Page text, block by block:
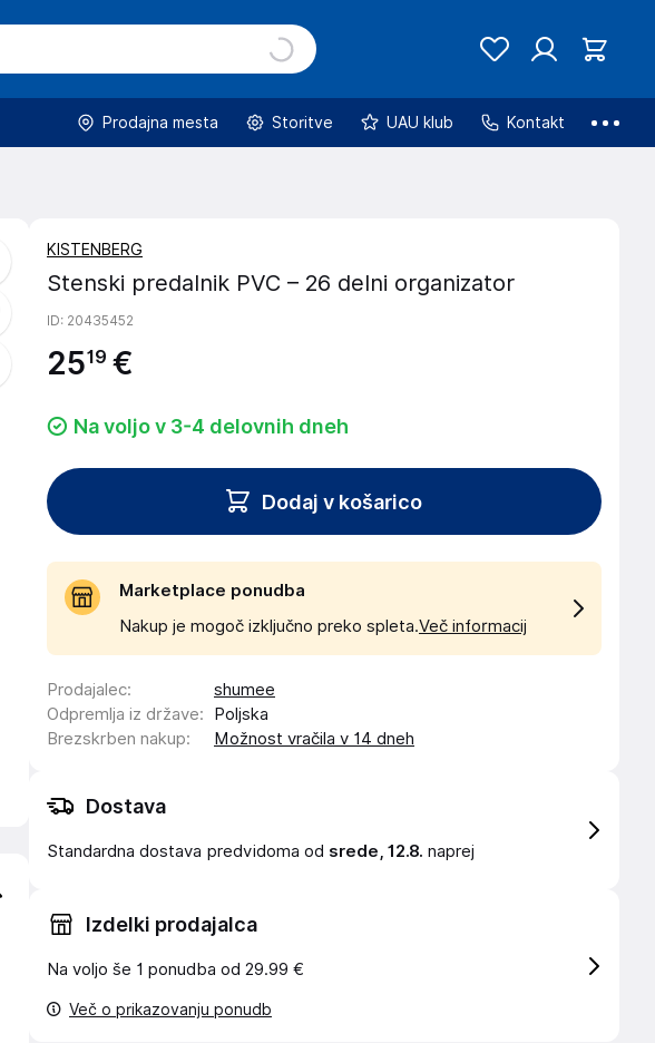
Prodajna mesta Storitve UAU klub Kontakt
KISTENBERG
Stenski predalnik PVC – 26 delni organizator
ID: 20435452
2519 €
Na voljo v 3-4 delovnih dneh
Dodaj v košarico
Marketplace ponudba
Nakup je mogoč izključno preko spleta.Več informacij
Prodajalec:
shumee
Odpremlja iz države:
Poljska
Brezskrben nakup: Možnost vračila v 14 dneh
Dostava
Standardna dostava predvidoma od srede, 12.8. naprej
Izdelki prodajalca
Na voljo še 1 ponudba od 29.99 €
Več o prikazovanju ponudb